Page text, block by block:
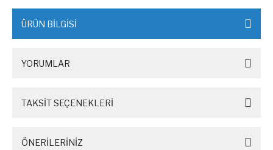
ÜRÜN BİLGİSİ
YORUMLAR
TAKSİT SEÇENEKLERİ
ÖNERİLERİNİZ